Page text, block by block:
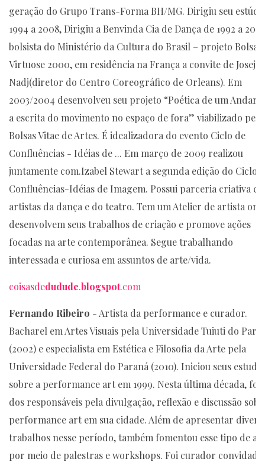
geração do Grupo Trans-Forma BH/MG. Dirigiu seu
1994 a 2008, Dirigiu a Benvinda Cia de Dança de 1992 a
bolsista do Ministério da Cultura do Brasil – projeto Bolsa
Virtuose 2000, em residência na França a convite de Josej
Nadj(diretor do Centro Coreográfico de Orleans). Em
2003/2004 desenvolveu seu projeto “Poética de um
a escrita do movimento no espaço de fora” viabilizado
Bolsas Vitae de Artes. É idealizadora do evento Ciclo de
Confluências - Idéias de ... Em março de 2009 realizou
juntamente com.Izabel Stewart a segunda edição do Ciclo
Confluências-Idéias de Imagem. Possui parceria criativa
artistas da dança e do teatro. Tem um Atelier de artista
desenvolvem seus trabalhos de criação e promove ações
focadas na arte contemporânea. Segue trabalhando
interessada e curiosa em assuntos de arte/vida.
coisasdedudude.blogspot.com
Fernando Ribeiro - Artista da performance e curador.
Bacharel em Artes Visuais pela Universidade Tuiuti do
(2002) e especialista em Estética e Filosofia da Arte pela
Universidade Federal do Paraná (2010). Iniciou seus
sobre a performance art em 1999. Nesta última década, foi
dos responsáveis pela divulgação, reflexão e discussão
performance art em sua cidade. Além de apresentar
trabalhos nesse período, também fomentou esse tipo de
por meio de palestras e workshops. Foi curador convidado